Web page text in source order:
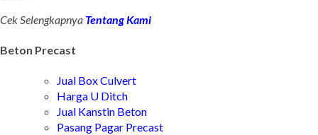
Cek Selengkapnya Tentang Kami
Beton Precast
Jual Box Culvert
Harga U Ditch
Jual Kanstin Beton
Pasang Pagar Precast